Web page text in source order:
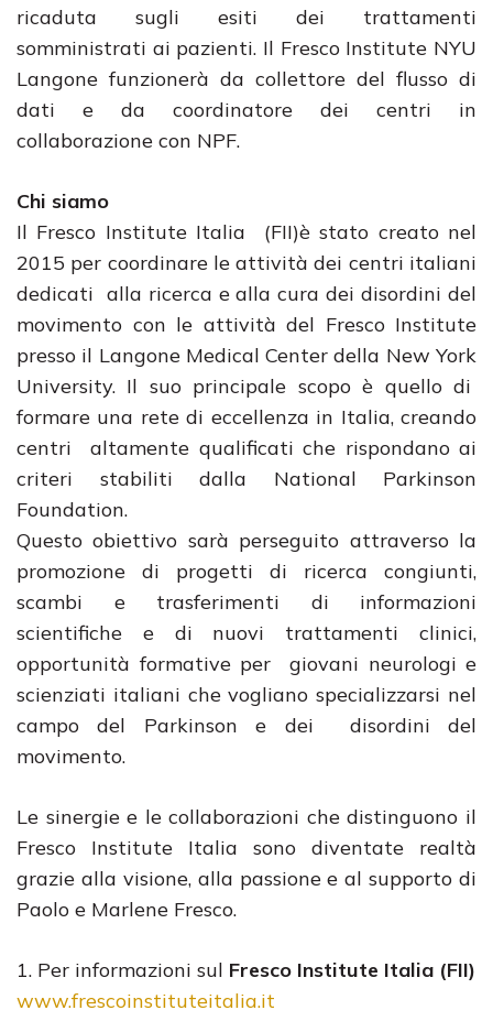
ricaduta sugli esiti dei trattamenti
somministrati ai pazienti. Il Fresco Institute NYU
Langone funzionerà da collettore del flusso di
dati e da coordinatore dei centri in
collaborazione con NPF.
Chi siamo
Il Fresco Institute Italia (FII)è stato creato nel
2015 per coordinare le attività dei centri italiani
dedicati alla ricerca e alla cura dei disordini del
movimento con le attività del Fresco Institute
presso il Langone Medical Center della New York
University. Il suo principale scopo è quello di
formare una rete di eccellenza in Italia, creando
centri altamente qualificati che rispondano ai
criteri stabiliti dalla National Parkinson
Foundation.
Questo obiettivo sarà perseguito attraverso la
promozione di progetti di ricerca congiunti,
scambi e trasferimenti di informazioni
scientifiche e di nuovi trattamenti clinici,
opportunità formative per giovani neurologi e
scienziati italiani che vogliano specializzarsi nel
campo del Parkinson e dei disordini del
movimento.
Le sinergie e le collaborazioni che distinguono il
Fresco Institute Italia sono diventate realtà
grazie alla visione, alla passione e al supporto di
Paolo e Marlene Fresco.
1. Per informazioni sul Fresco Institute Italia (FII)
www.frescoinstituteitalia.it